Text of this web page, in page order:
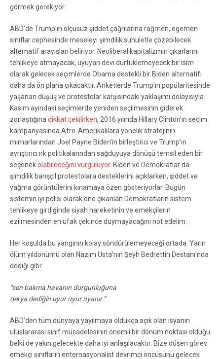
görmek gerekiyor.
ABD’de Trump’ın ölçüsüz şiddet çağrılarına rağmen, egemen
sınıflar cephesinde meseleyi şimdilik suhuletle çözebilecek
alternatif arayışları beliriyor. Neoliberal kapitalizmin çıkarlarını
tehlikeye atmayacak, uyuyan devi dürtüklemeyecek bir isim
olarak gelecek seçimlerde Obama destekli bir Biden alternatifi
daha da ön plana çıkacaktır. Anketlerde Trump’ın popülaritesinde
yaşanan düşüş ve protestolar karşısındaki yaklaşımı dolayısıyla
Kasım ayındaki seçimlerde yeniden seçilmesinin giderek
zorlaştığına dikkat çekilirken, 2016 yılında Hillary Clinton’ın seçim
kampanyasında Afro-Amerikalılara yönelik stratejinin
mimarlarından Joel Payne Biden’in birleştirici ve Trump’ın
ayrıştırıcı ırk politikalarından sağduyuya dönüşü temsil eden bir
seçenekolabileceğini vurguluyor. Biden ve Demokratlar da
şimdilik barışçıl protestolara desteklerini açıklarken, şiddet ve
yağma görüntülerini kınamaya özen gösteriyorlar. Bugün
sistemin iyi polisi olarak öne çıkarılan Demokratların sistem
tehlikeye girdiğinde siyah hareketinin ve emekçilerin
ezilmesinden en ufak çekince duymayacağını not edelim.
Her koşulda bu yangının kolay söndürülemeyeceği ortada. Yarın
ölüm yıldönümü olan Nazım Usta’nın Şeyh Bedrettin Destanı’nda
dediği gibi:
“sen bakma havanın durgunluğuna
derya dediğin uyur uyur uyanır.”
ABD’den tüm dünyaya yayılmaya oldukça açık olan isyanın
uluslararası sınıf mücadelesinin önemli bir dönüm noktası olduğu
belki de yakın gelecekte daha iyi anlaşılacaktır. Bize düşen görev
emekçi sınıfların enternasyonalist devrimci öncüsünü gelecek